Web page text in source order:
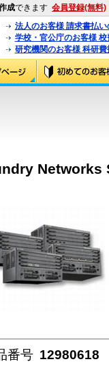
成できます 会員登録(無料)
法人のお客様 請求書払い
学校・官公庁のお客様
研究機関のお客様 科研
Networks
番号 12980618